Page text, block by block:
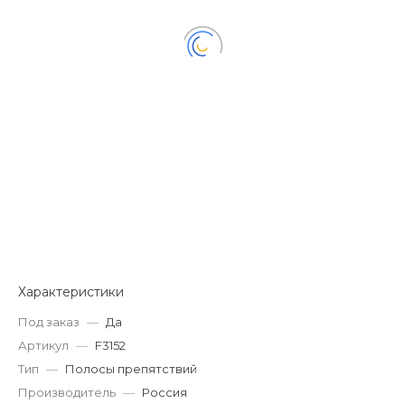
Характеристики
Под заказ — Да
Артикул — F3152
Тип — Полосы препятствий
Производитель — Россия